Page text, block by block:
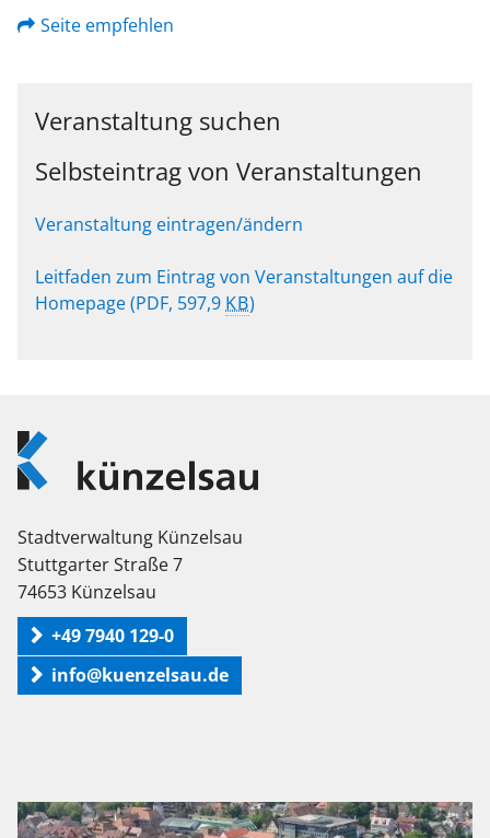
Seite empfehlen
Veranstaltung suchen
Selbsteintrag von Veranstaltungen
Veranstaltung eintragen/ändern
Leitfaden zum Eintrag von Veranstaltungen auf die
Homepage(PDF, 597,9 KB)
Logo
Künzelsau
Stadtverwaltung Künzelsau
Stuttgarter Straße 7
74653 Künzelsau
+49 7940 129-0
info@kuenzelsau.de